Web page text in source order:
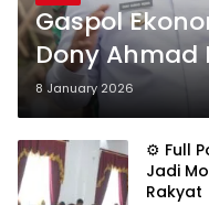
Gaspol
Dony Ahmad
Strategis
8 January 2026
⚙️ Full
Jadi
Rakyat